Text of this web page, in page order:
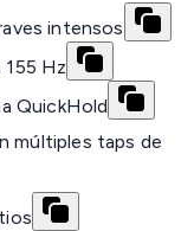
intensos
Hz
QuickHold
múltiples taps de